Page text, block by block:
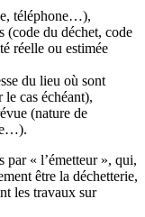
téléphone…),
(code du déchet, code
réelle ou estimée
du lieu où sont
le cas échéant),
(nature de
par « l’émetteur », qui,
être la déchetterie,
les travaux sur